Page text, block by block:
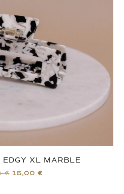
EDGY XL MARBLE
€ 15,00 €